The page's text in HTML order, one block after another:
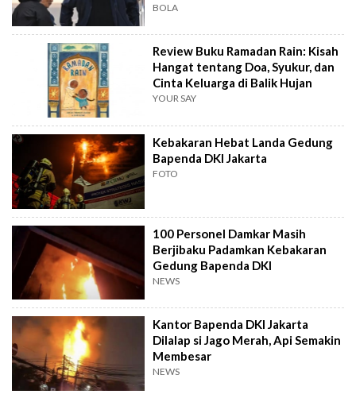
BOLA
Review Buku Ramadan Rain: Kisah
Hangat tentang Doa, Syukur, dan
Cinta Keluarga di Balik Hujan
YOUR SAY
Kebakaran Hebat Landa Gedung
Bapenda DKI Jakarta
FOTO
100 Personel Damkar Masih
Berjibaku Padamkan Kebakaran
Gedung Bapenda DKI
NEWS
Kantor Bapenda DKI Jakarta
Dilalap si Jago Merah, Api Semakin
Membesar
NEWS